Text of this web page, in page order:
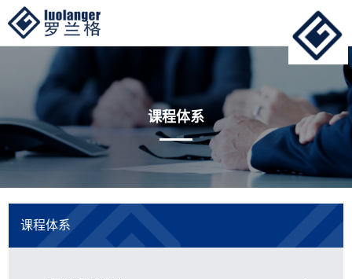
课程体系
课程体系